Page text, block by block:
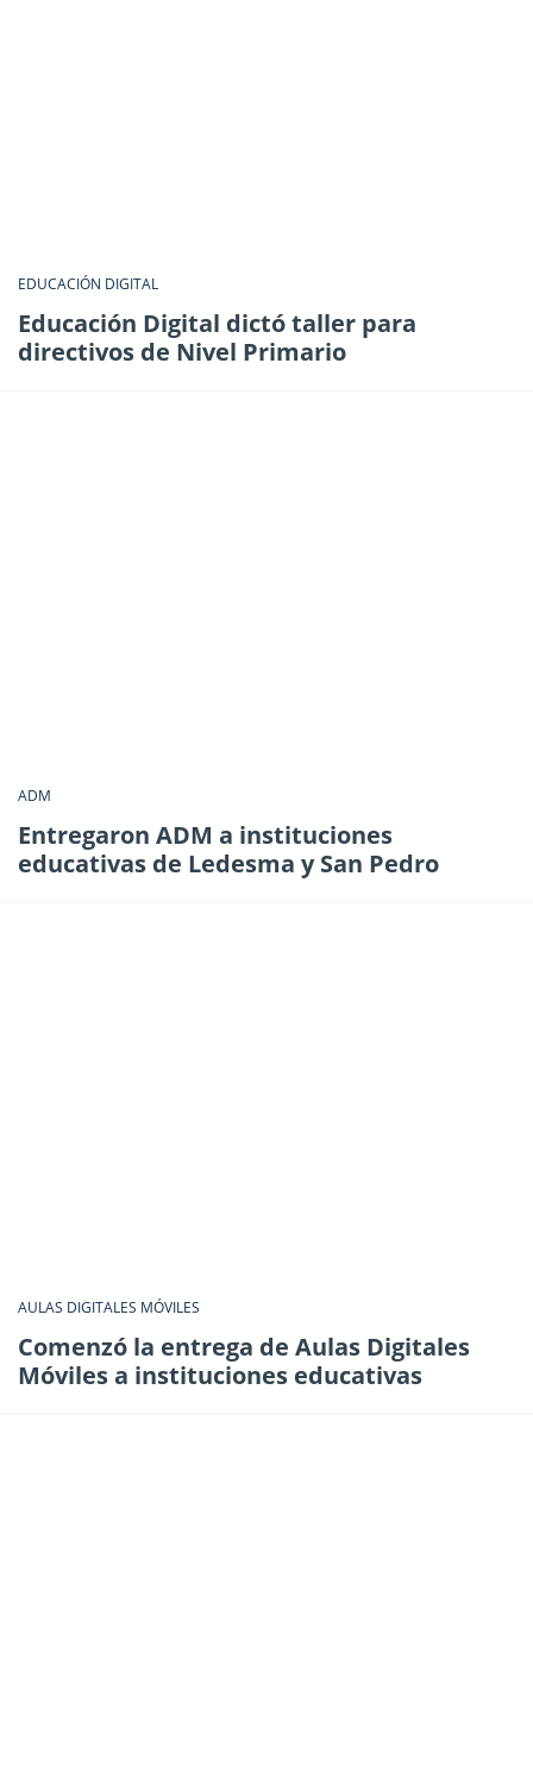
EDUCACIÓN DIGITAL
Educación Digital dictó taller para
directivos de Nivel Primario
ADM
Entregaron ADM a instituciones
educativas de Ledesma y San Pedro
AULAS DIGITALES MÓVILES
Comenzó la entrega de Aulas Digitales
Móviles a instituciones educativas